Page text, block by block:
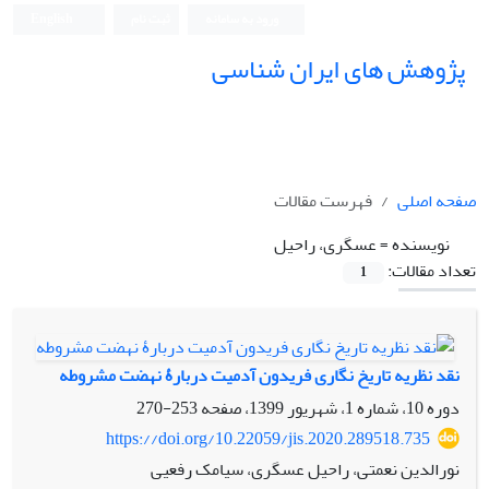
پژوهش های ایران شناسی
صفحه اصلی
فهرست مقالات
نویسنده =عسگری، راحیل
تعداد مقالات:
1
نقد نظریه تاریخ نگاری فریدون آدمیت دربارۀ نهضت مشروطه
دوره 10، شماره 1، شهریور 1399، صفحه
253-270
https://doi.org/10.22059/jis.2020.289518.735
نورالدین نعمتی، راحیل عسگری، سیامک رفعیی